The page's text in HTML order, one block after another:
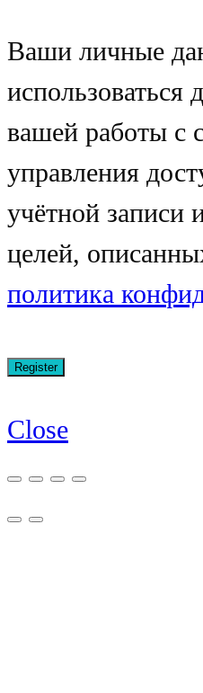
Ваши личные
использоваться
вашей работы с
управления
учётной записи
целей,
политика
Close